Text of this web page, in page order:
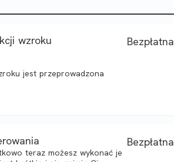
wzroku
jest przeprowadzona
Bezpłatna
teraz możesz wykonać je
Bezpłatna